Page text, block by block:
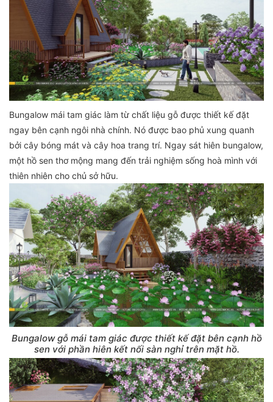
Bungalow mái tam giác làm từ chất liệu gỗ được thiết kế đặt
ngay bên cạnh ngôi nhà chính. Nó được bao phủ xung quanh
bởi cây bóng mát và cây hoa trang trí. Ngay sát hiên bungalow,
một hồ sen thơ mộng mang đến trải nghiệm sống hoà mình với
thiên nhiên cho chủ sở hữu.
Bungalow gỗ mái tam giác được thiết kế đặt bên cạnh hồ
sen với phần hiên kết nối sàn nghỉ trên mặt hồ.